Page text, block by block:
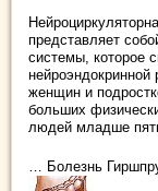
представляет
системы, которое
нейроэндокринной
женщин и
больших
людей младше
… Болезнь